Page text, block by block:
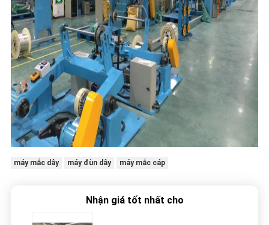
máy mắc dây máy đùn dây máy mắc cáp
Nhận giá tốt nhất cho